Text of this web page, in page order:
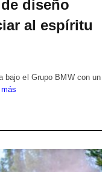
diseño
al espíritu
bajo el Grupo BMW con un